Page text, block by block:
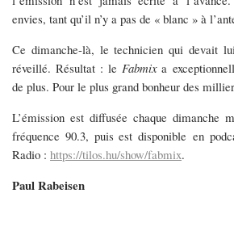
envies, tant qu’il n’y a pas de « blanc » à
Ce dimanche-là, le technicien qui devait
réveillé. Résultat : le Fabmixa
de plus. Pour le plus grand bonheur des
L’émission est diffusée chaque dimanche
fréquence 90.3, puis est disponibleen
Radio : https://tilos.hu/show/fabmix.
Paul Rabeisen